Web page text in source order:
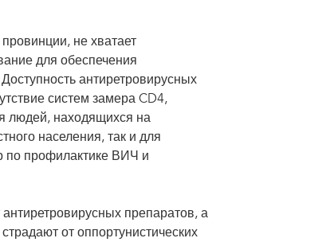
не хватает
для обеспечения
антиретровирусных
систем замера CD4,
людей, находящихся на
населения, так и для
по профилактике ВИЧ и
препаратов, а
от оппортунистических